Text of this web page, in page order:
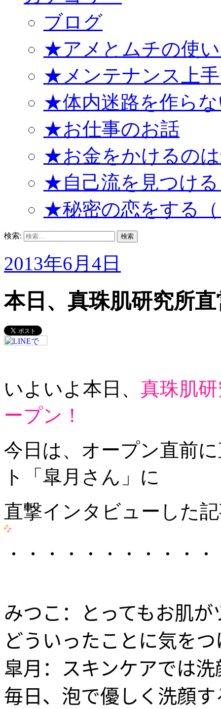
ブログ
★アメとムチの使
★メンテナンス上
★体内迷路を作ら
★お仕事のお話
★お金をかけるの
★自己流を見つけ
★秘密の恋をする
検索:
2013年6月4日
本日、真珠肌研究所
いよいよ本日、 真珠肌
ープン！
今日は、オープン直前
ト「皐月さん」に
直撃インタビューした
・・・・・・・・・・
みつこ：とってもお肌
どういったことに気を
皐月：スキンケアでは
毎日、泡で優しく洗顔